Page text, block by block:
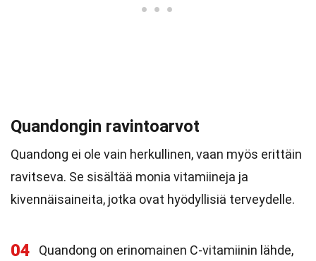
Quandongin ravintoarvot
Quandong ei ole vain herkullinen, vaan myös erittäin
ravitseva. Se sisältää monia vitamiineja ja
kivennäisaineita, jotka ovat hyödyllisiä terveydelle.
04
Quandong on erinomainen C-vitamiinin lähde,